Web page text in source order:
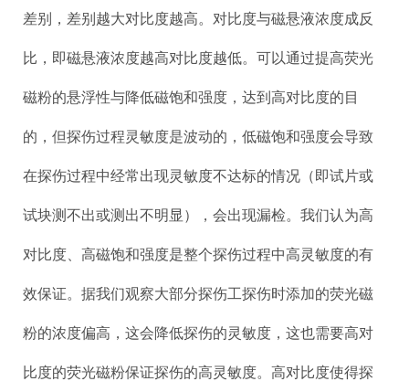
差别，差别越大对比度越高。对比度与磁悬液浓度成反
比，即磁悬液浓度越高对比度越低。可以通过提高荧光
磁粉的悬浮性与降低磁饱和强度，达到高对比度的目
的，但探伤过程灵敏度是波动的，低磁饱和强度会导致
在探伤过程中经常出现灵敏度不达标的情况（即试片或
试块测不出或测出不明显），会出现漏检。我们认为高
对比度、高磁饱和强度是整个探伤过程中高灵敏度的有
效保证。据我们观察大部分探伤工探伤时添加的荧光磁
粉的浓度偏高，这会降低探伤的灵敏度，这也需要高对
比度的荧光磁粉保证探伤的高灵敏度。高对比度使得探